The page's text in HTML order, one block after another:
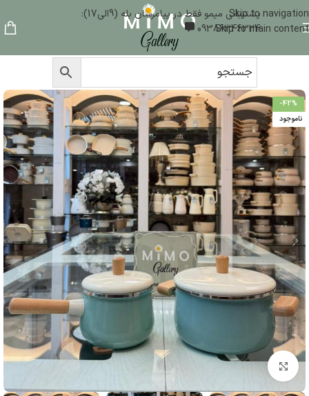
Skip to navigation
Skip to main content
پشتیبانی میمو فقط در پیامرسان بله (9الی17):
09386346324
-42%
ناموجود
بزرگنمایی تصویر